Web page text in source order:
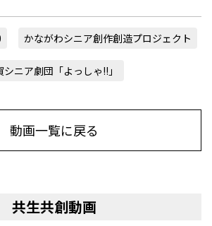
かながわシニア創作創造プロジェクト
シニア劇団「よっしゃ!!」
動画一覧に戻る
共生共創動画